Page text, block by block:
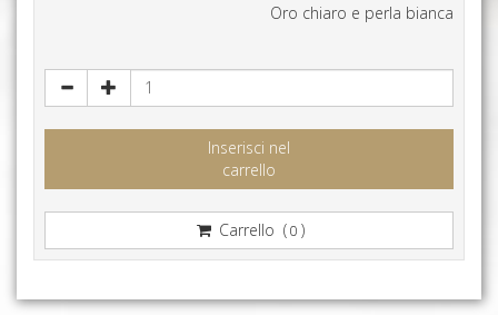
Oro chiaro e perla bianca
Inserisci nel
carrello
Carrello (0 )